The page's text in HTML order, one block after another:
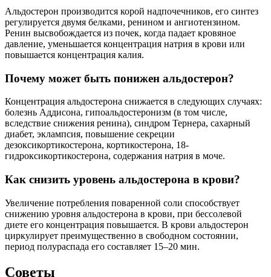
Альдостерон производится корой надпочечников, его синтез
регулируется двумя белками, ренином и ангиотензином.
Ренин высвобождается из почек, когда падает кровяное
давление, уменьшается концентрация натрия в крови или
повышается концентрация калия.
Почему может быть понижен альдостерон?
Концентрация альдостерона снижается в следующих случаях:
болезнь Аддисона, гипоальдостеронизм (в том числе,
вследствие снижения ренина), синдром Тернера, сахарный
диабет, эклампсия, повышение секреции
дезоксикортикостерона, кортикостерона, 18-
гидроксикортикостерона, содержания натрия в моче.
Как снизить уровень альдостерона в крови?
Увеличение потребления поваренной соли способствует
снижению уровня альдостерона в крови, при бессолевой
диете его концентрация повышается. В крови альдостерон
циркулирует преимущественно в свободном состоянии,
период полураспада его составляет 15–20 мин.
Советы